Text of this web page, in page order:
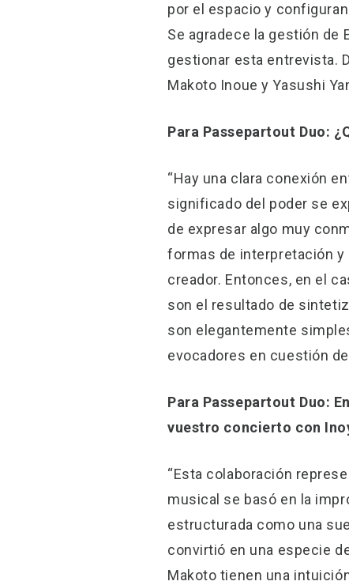
por el espacio y
Se agradece la gestión de
gestionar esta entrevista.
Makoto Inoue y Yasushi
Para Passepartout Duo:
“Hay una clara conexión
significado del poder se
de expresar algo muy
formas de interpretación y
creador. Entonces, en el
son el resultado de
son elegantemente
evocadores en cuestión
Para Passepartout Duo:
vuestro concierto con
“Esta colaboración
musical se basó en la
estructurada como una
convirtió en una especie
Makoto tienen una